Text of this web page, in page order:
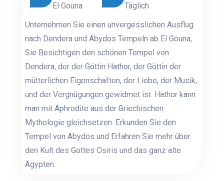
El Gouna
Täglich
Unternehmen Sie einen unvergesslichen Ausflug
nach Dendera und Abydos Tempeln ab El Gouna,
Sie Besichtigen den schönen Tempel von
Dendera, der der Göttin Hathor, der Göttin der
mütterlichen Eigenschaften, der Liebe, der Musik,
und der Vergnügungen gewidmet ist. Hathor kann
man mit Aphrodite aus der Griechischen
Mythologie gleichsetzen. Erkunden Sie den
Tempel von Abydos und Erfahren Sie mehr über
den Kult des Gottes Osiris und das ganz alte
Ägypten.